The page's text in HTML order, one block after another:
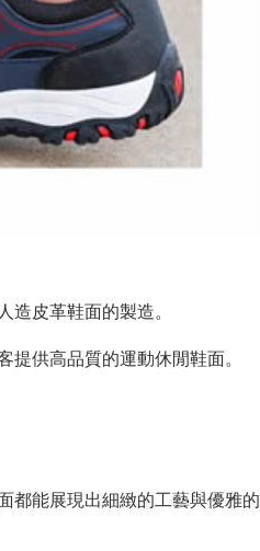
皮革鞋面的製造。
供高品質的運動休閒鞋面。
都能展現出細緻的工藝與優雅的